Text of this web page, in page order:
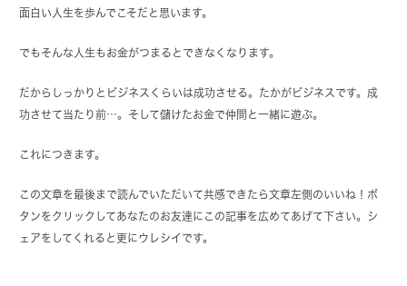
面白い人生を歩んでこそだと思います。
でもそんな人生もお金がつまるとできなくなります。
だからしっかりとビジネスくらいは成功させる。たかがビジネスです。成
功させて当たり前…。そして儲けたお金で仲間と一緒に遊ぶ。
これにつきます。
この文章を最後まで読んでいただいて共感できたら文章左側のいいね！ボ
タンをクリックしてあなたのお友達にこの記事を広めてあげて下さい。シ
ェアをしてくれると更にウレシイです。